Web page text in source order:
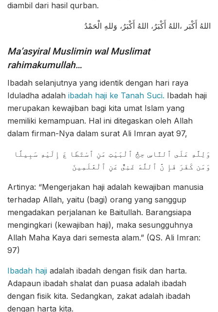
diambil dari hasil qurban.
اللهُ أَكْبَر ،اللهُ أَكْبَرُ، اللهُ أَكْبَرُ، وَللهِ الْحَمْدُ
Ma’asyiral Muslimin wal Muslimat
rahimakumullah…
Ibadah selanjutnya yang identik dengan hari raya
Iduladha adalah ibadah haji ke Tanah Suci. Ibadah haji
merupakan kewajiban bagi kita umat Islam yang
memiliki kemampuan. Hal ini ditegaskan oleh Allah
dalam firman-Nya dalam surat Ali Imran ayat 97,
وَلِلَّهِ عَلَى ٱلنَّاسِ حِجُّ ٱلْبَيْتِ مَنِ ٱسْتَطَا عَ إِلَيْهِ سَبِيلًا
وَمَن كَفَرَ فَإِ نَّ ٱللَّهَ غَنِىٌّ عَنِ ٱلْعَٰلَمِينَ
Artinya: “Mengerjakan haji adalah kewajiban manusia
terhadap Allah, yaitu (bagi) orang yang sanggup
mengadakan perjalanan ke Baitullah. Barangsiapa
mengingkari (kewajiban haji), maka sesungguhnya
Allah Maha Kaya dari semesta alam.” (QS. Ali Imran:
97)
Ibadah haji adalah ibadah dengan fisik dan harta.
Adapaun ibadah shalat dan puasa adalah ibadah
dengan fisik kita. Sedangkan, zakat adalah ibadah
dengan harta kita.